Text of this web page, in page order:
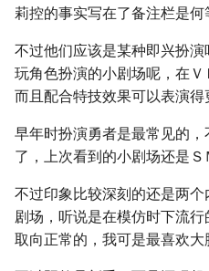
莉控的事实写在了备注栏是何
不过他们应该是某种即兴扮
玩角色扮演的小剧场呢，在Ｖ
而且配合特技效果可以表演得
早年时扮演勇者是最常见的
了，上次看到的小剧场还是Ｓ
不过印象比较深刻的还是两
剧场，听说是在模仿时下流
取向正常的，我可是最喜欢大